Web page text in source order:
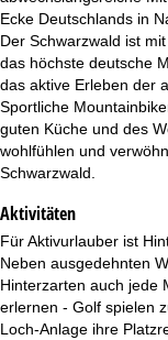
Ecke Deutschlands in
Der Schwarzwald ist
das höchste deutsche
das aktive Erleben der
Sportliche
guten Küche und des
wohlfühlen und
Schwarzwald.
Aktivitäten
Für Aktivurlauber ist
Neben ausgedehnten
Hinterzarten auch jede
erlernen - Golf spielen
Loch-Anlage ihre